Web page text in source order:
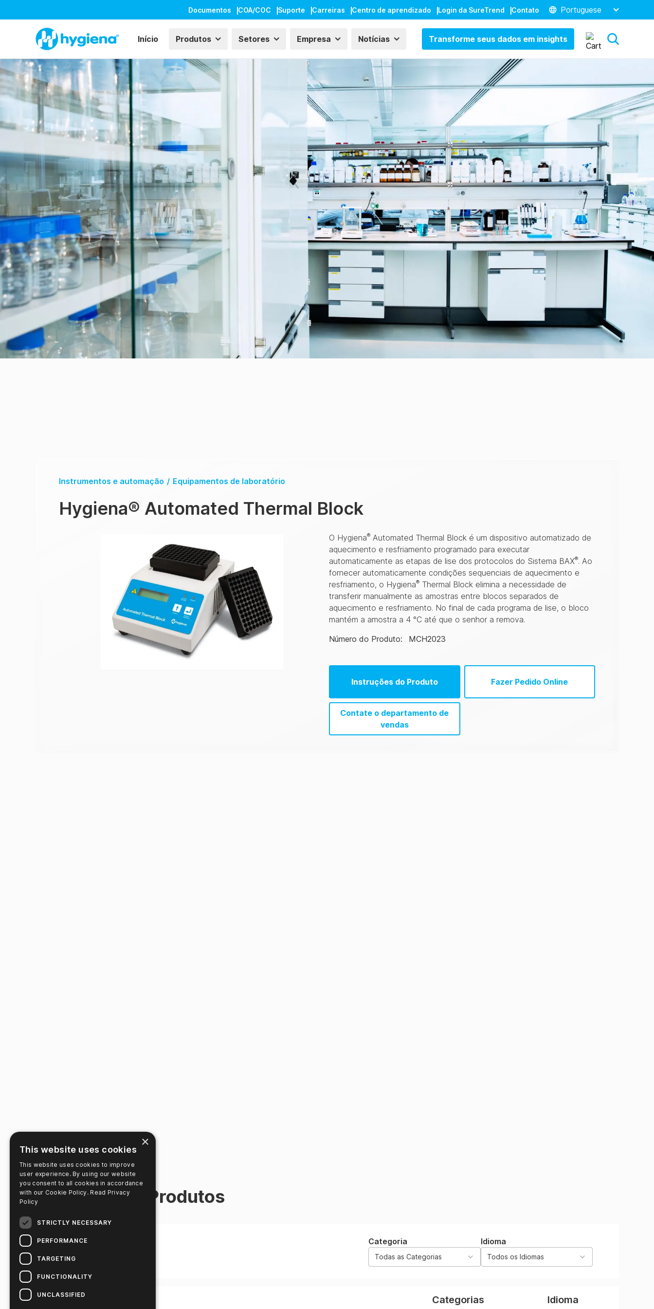
Documentos COA/COC Suporte Carreiras Centro de aprendizado Login da SureTrend Contato Portuguese
Início Produtos Setores Empresa Notícias Transforme seus dados em insights
Instrumentos e automação / Equipamentos de laboratório
Hygiena® Automated Thermal Block
O Hygiena® Automated Thermal Block é um dispositivo automatizado de
aquecimento e resfriamento programado para executar
automaticamente as etapas de lise dos protocolos do Sistema BAX®. Ao
fornecer automaticamente condições sequenciais de aquecimento e
resfriamento, o Hygiena® Thermal Block elimina a necessidade de
transferir manualmente as amostras entre blocos separados de
aquecimento e resfriamento. No final de cada programa de lise, o bloco
mantém a amostra a 4 °C até que o senhor a remova.
Número do Produto: MCH2023
Instruções do Produto Fazer Pedido Online
Contate o departamento de
vendas
Biblioteca de Produtos
Categoria
Todas as Categorias
Idioma
Todos os Idiomas
Título Categorias Idioma
×
This website uses cookies
This website uses cookies to improve
user experience. By using our website
you consent to all cookies in accordance
with our Cookie Policy. Read Privacy
Policy
STRICTLY NECESSARY
PERFORMANCE
TARGETING
FUNCTIONALITY
UNCLASSIFIED